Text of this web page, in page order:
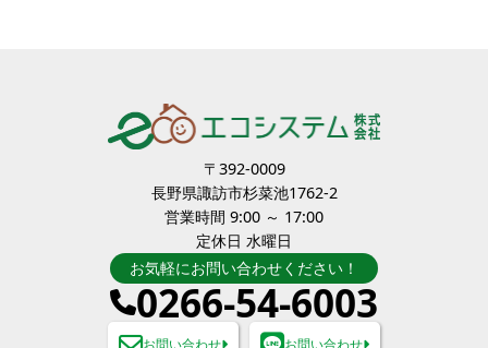
〒392-0009
長野県諏訪市杉菜池1762-2
営業時間 9:00 ～ 17:00
定休日 水曜日
お気軽にお問い合わせください！
0266-54-6003
お問い合わせ お問い合わせ